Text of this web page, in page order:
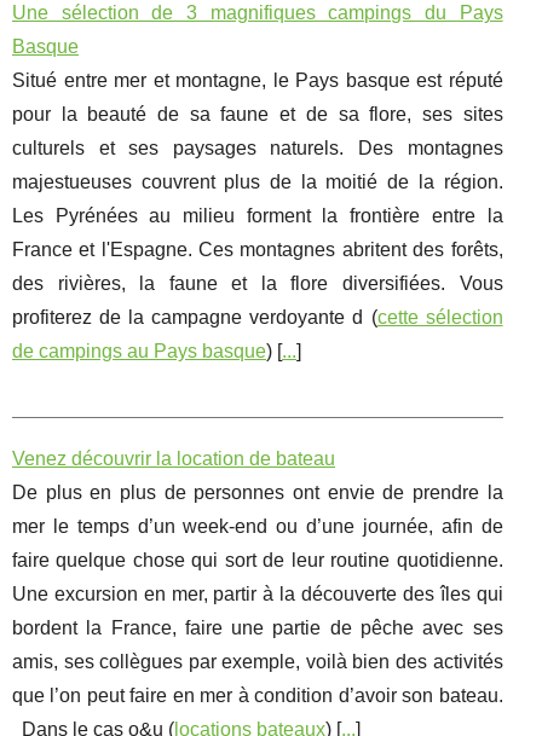
Une sélection de 3 magnifiques campings du Pays
Basque
Situé entre mer et montagne, le Pays basque est réputé
pour la beauté de sa faune et de sa flore, ses sites
culturels et ses paysages naturels. Des montagnes
majestueuses couvrent plus de la moitié de la région.
Les Pyrénées au milieu forment la frontière entre la
France et l'Espagne. Ces montagnes abritent des forêts,
des rivières, la faune et la flore diversifiées. Vous
profiterez de la campagne verdoyante d (cette sélection
de campings au Pays basque) [...]
Venez découvrir la location de bateau
De plus en plus de personnes ont envie de prendre la
mer le temps d’un week-end ou d’une journée, afin de
faire quelque chose qui sort de leur routine quotidienne.
Une excursion en mer, partir à la découverte des îles qui
bordent la France, faire une partie de pêche avec ses
amis, ses collègues par exemple, voilà bien des activités
que l’on peut faire en mer à condition d’avoir son bateau.
Dans le cas o&u ( locations bateaux) [...]